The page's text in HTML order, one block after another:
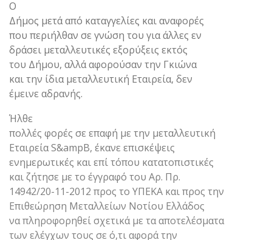
Ο
Δήμος μετά από καταγγελίες και αναφορές
που περιήλθαν σε γνώση του για άλλες εν
δράσει μεταλλευτικές εξορύξεις εκτός
του Δήμου, αλλά αφορούσαν την Γκιώνα
και την ίδια μεταλλευτική Εταιρεία, δεν
έμεινε αδρανής.
Ήλθε
πολλές φορές σε επαφή με την μεταλλευτική
Εταιρεία S&ampB, έκανε επισκέψεις
ενημερωτικές και επί τόπου κατατοπιστικές
και ζήτησε με το έγγραφό του Αρ. Πρ.
14942/20-11-2012 προς το ΥΠΕΚΑ και προς την
Επιθεώρηση Μεταλλείων Νοτίου Ελλάδος
να πληροφορηθεί σχετικά με τα αποτελέσματα
των ελέγχων τους σε ό,τι αφορά την